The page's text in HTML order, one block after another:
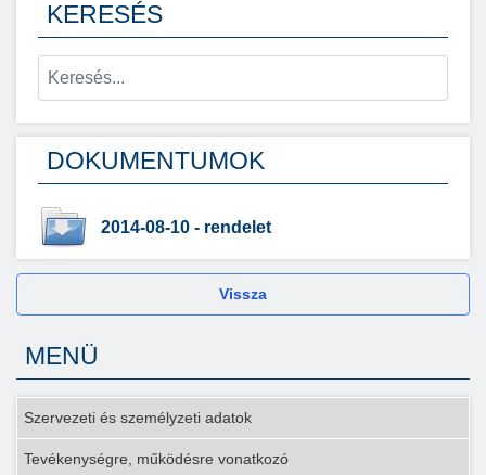
KERESÉS
DOKUMENTUMOK
2014-08-10 - rendelet
Vissza
MENÜ
Szervezeti és személyzeti adatok
Tevékenységre, működésre vonatkozó